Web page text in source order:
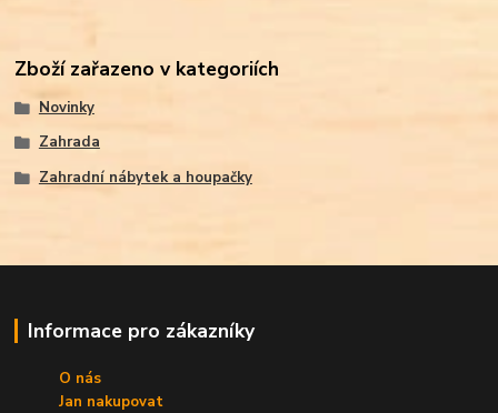
Zboží zařazeno v kategoriích
Novinky
Zahrada
Zahradní nábytek a houpačky
Informace pro zákazníky
O nás
Jan nakupovat